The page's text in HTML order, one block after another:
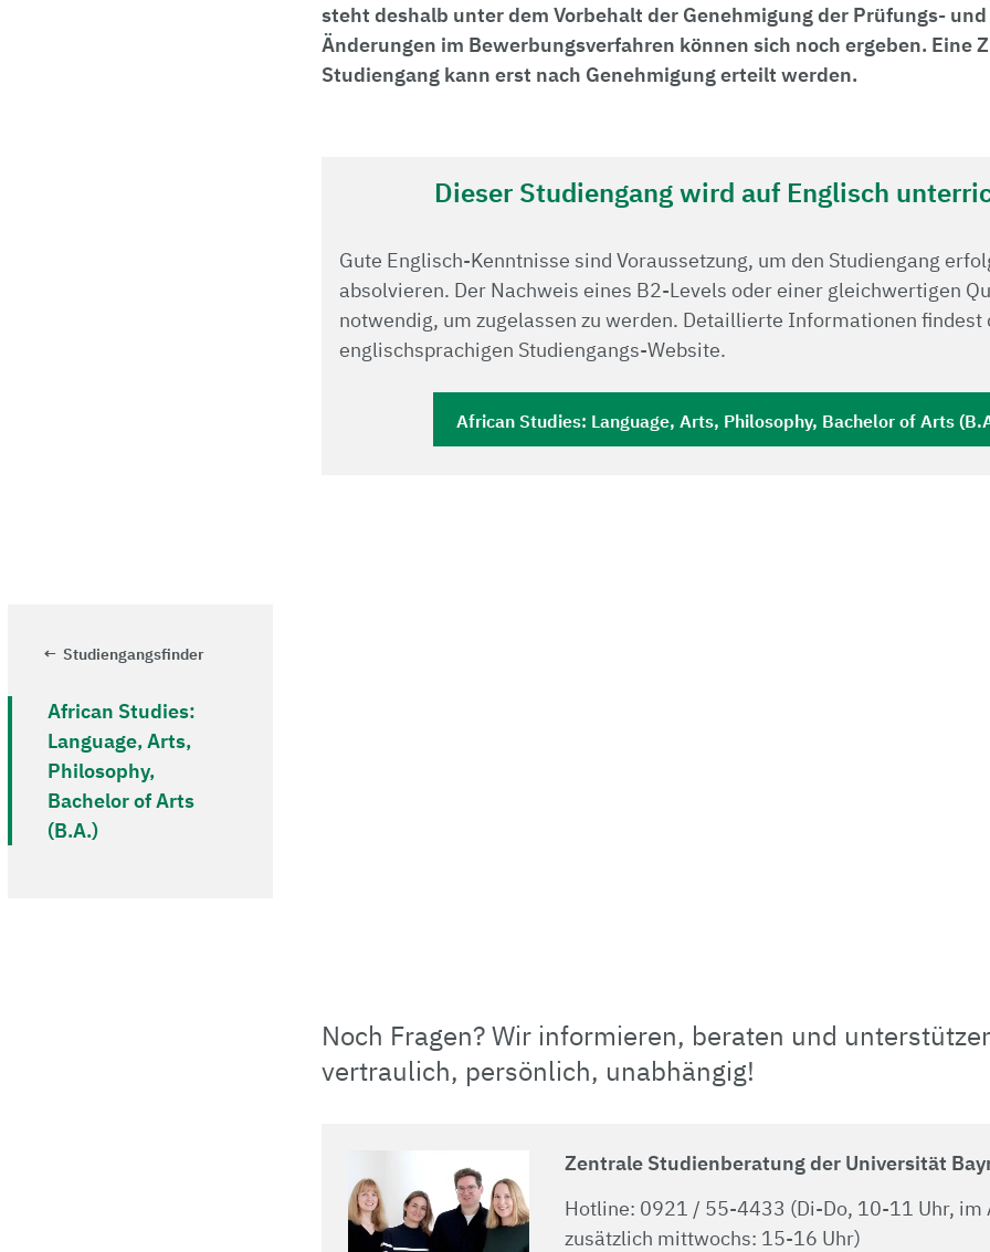
Studiengangsfinder
African Studies:
Language, Arts,
Philosophy,
Bachelor of Arts
(B.A.)
steht deshalb unter dem Vorbehalt der Genehmigung der Prüfungs-
Änderungen im Bewerbungsverfahren können sich noch ergeben. Eine
Studiengang kann erst nach Genehmigung erteilt werden.
Dieser Studiengang wird auf Englisch
Gute Englisch-Kenntnisse sind Voraussetzung, um den Studiengang
absolvieren. Der Nachweis eines B2-Levels oder einer gleichwertigen
notwendig, um zugelassen zu werden. Detaillierte Informationen findest
englischsprachigen Studiengangs-Website.
African Studies: Language, Arts, Philosophy, Bachelor of Arts
Noch Fragen? Wir informieren, beraten und
vertraulich, persönlich, unabhängig!
Zentrale Studienberatung der Universität
Hotline: 0921 / 55-4433 (Di-Do, 10-11 Uhr, im
zusätzlich mittwochs: 15-16 Uhr)